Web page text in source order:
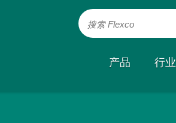
搜索 Flexco
产品 行业